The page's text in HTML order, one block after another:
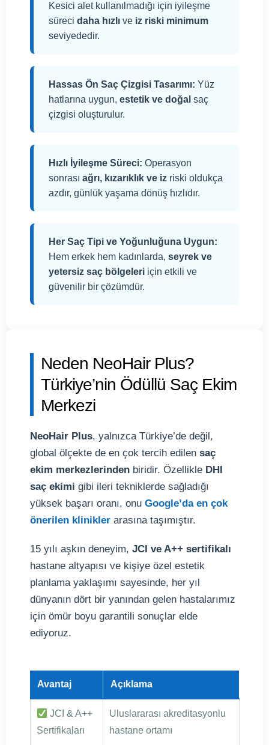
Kesici alet kullanılmadığı için iyileşme
süreci daha hızlı ve iz riski minimum
seviyededir.
Hassas Ön Saç Çizgisi Tasarımı: Yüz
hatlarına uygun, estetik ve doğal saç
çizgisi oluşturulur.
Hızlı İyileşme Süreci: Operasyon
sonrası ağrı, kızarıklık ve iz riski oldukça
azdır, günlük yaşama dönüş hızlıdır.
Her Saç Tipi ve Yoğunluğuna Uygun:
Hem erkek hem kadınlarda, seyrek ve
yetersiz saç bölgeleri için etkili ve
güvenilir bir çözümdür.
Neden NeoHair Plus?
Türkiye’nin Ödüllü Saç Ekim
Merkezi
NeoHair Plus, yalnızca Türkiye’de değil,
global ölçekte de en çok tercih edilen saç
ekim merkezlerinden biridir. Özellikle DHI
saç ekimi gibi ileri tekniklerde sağladığı
yüksek başarı oranı, onu Google’da en çok
önerilen klinikler arasına taşımıştır.
15 yılı aşkın deneyim, JCI ve A++ sertifikalı
hastane altyapısı ve kişiye özel estetik
planlama yaklaşımı sayesinde, her yıl
dünyanın dört bir yanından gelen hastalarımız
için ömür boyu garantili sonuçlar elde
ediyoruz.
Avantaj Açıklama
JCI & A++
Sertifikaları
Uluslararası akreditasyonlu
hastane ortamı